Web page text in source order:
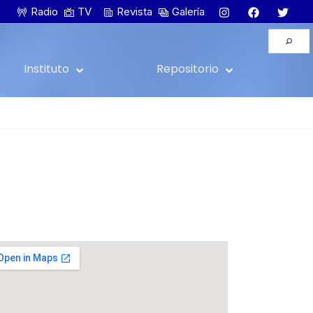
Radio TV Revista Galería
Instituto Repositorio